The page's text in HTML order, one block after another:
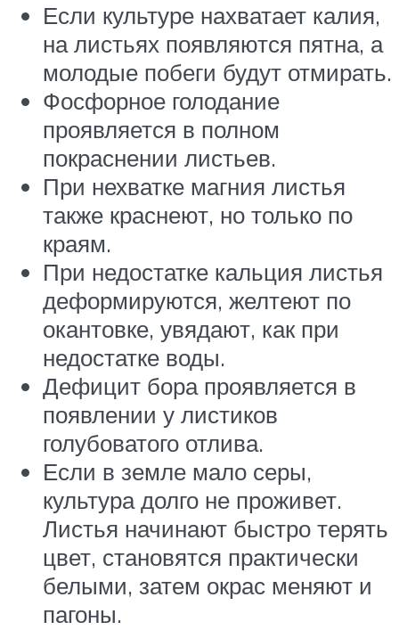
Если культуре нахватает калия,
на листьях появляются пятна, а
молодые побеги будут отмирать.
Фосфорное голодание
проявляется в полном
покраснении листьев.
При нехватке магния листья
также краснеют, но только по
краям.
При недостатке кальция листья
деформируются, желтеют по
окантовке, увядают, как при
недостатке воды.
Дефицит бора проявляется в
появлении у листиков
голубоватого отлива.
Если в земле мало серы,
культура долго не проживет.
Листья начинают быстро терять
цвет, становятся практически
белыми, затем окрас меняют и
пагоны.